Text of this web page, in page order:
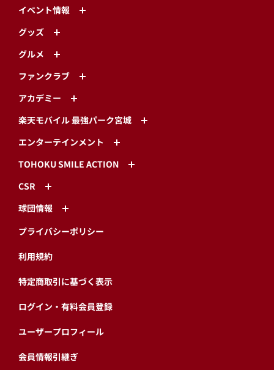
イベント情報
グッズ
グルメ
ファンクラブ
アカデミー
楽天モバイル 最強パーク宮城
エンターテインメント
TOHOKU SMILE ACTION
CSR
球団情報
プライバシーポリシー
利用規約
特定商取引に基づく表示
ログイン・有料会員登録
ユーザープロフィール
会員情報引継ぎ